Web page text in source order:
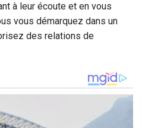
à leur écoute et en vous
vous démarquez dans un
des relations de